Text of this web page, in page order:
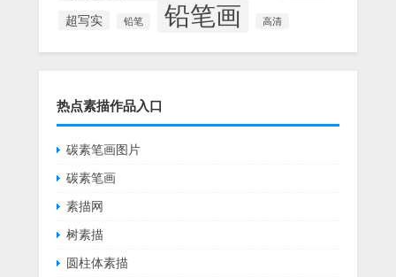
超写实 铅笔 铅笔画 高清
热点素描作品入口
碳素笔画图片
碳素笔画
素描网
树素描
圆柱体素描